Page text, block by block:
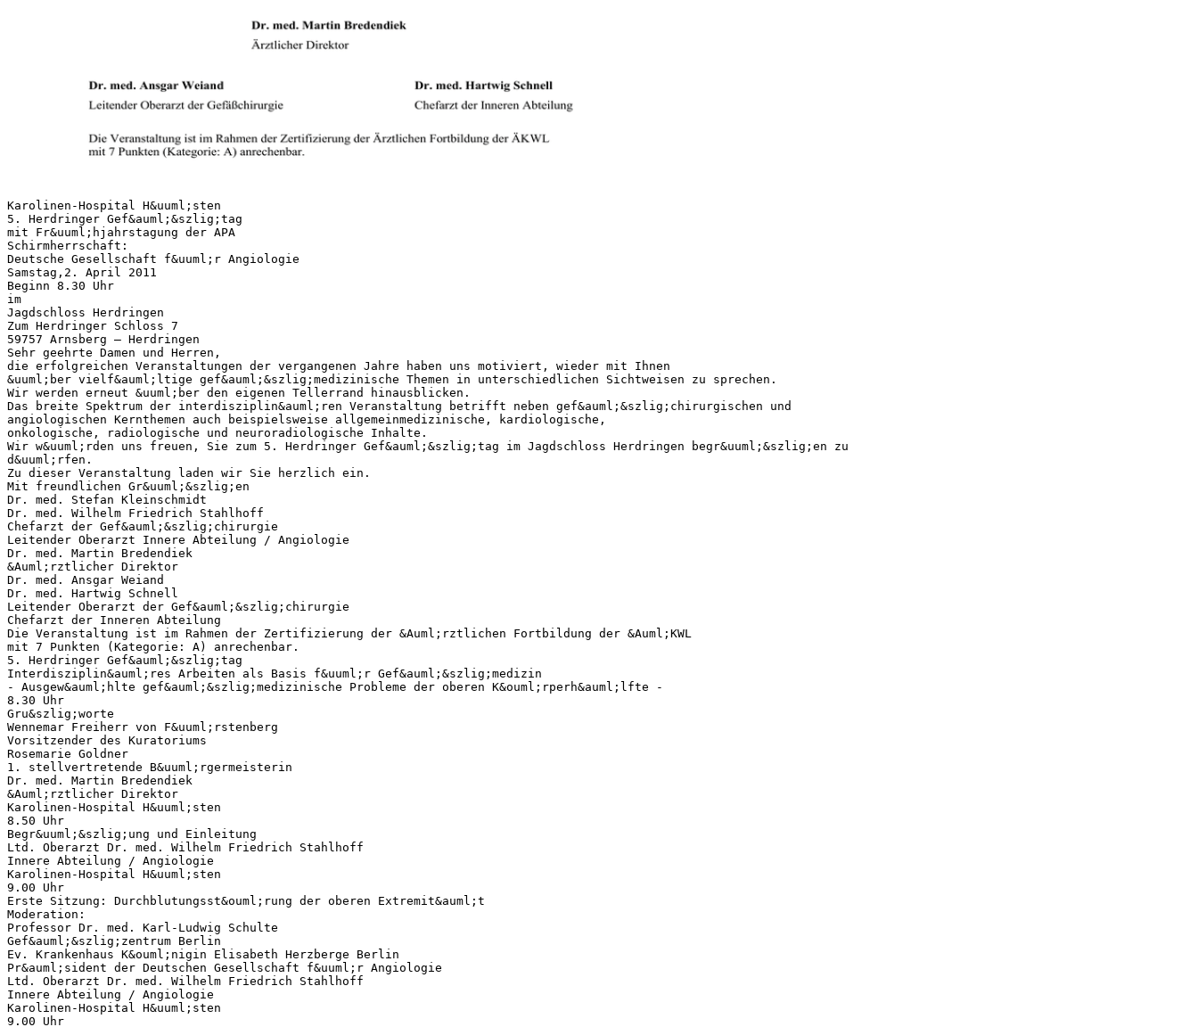
Karolinen-Hospital H&uuml;sten
5. Herdringer Gef&auml;&szlig;tag
mit Fr&uuml;hjahrstagung der APA
Schirmherrschaft:
Deutsche Gesellschaft f&uuml;r Angiologie
Samstag,2. April 2011
Beginn 8.30 Uhr
im
Jagdschloss Herdringen
Zum Herdringer Schloss 7
59757 Arnsberg – Herdringen
Sehr geehrte Damen und Herren,
die erfolgreichen Veranstaltungen der vergangenen Jahre haben uns motiviert, wieder mit Ihnen
&uuml;ber vielf&auml;ltige gef&auml;&szlig;medizinische Themen in unterschiedlichen Sichtweisen zu sprechen.
Wir werden erneut &uuml;ber den eigenen Tellerrand hinausblicken.
Das breite Spektrum der interdisziplin&auml;ren Veranstaltung betrifft neben gef&auml;&szlig;chirurgischen und
angiologischen Kernthemen auch beispielsweise allgemeinmedizinische, kardiologische,
onkologische, radiologische und neuroradiologische Inhalte.
Wir w&uuml;rden uns freuen, Sie zum 5. Herdringer Gef&auml;&szlig;tag im Jagdschloss Herdringen begr&uuml;&szlig;en zu
d&uuml;rfen.
Zu dieser Veranstaltung laden wir Sie herzlich ein.
Mit freundlichen Gr&uuml;&szlig;en
Dr. med. Stefan Kleinschmidt
Dr. med. Wilhelm Friedrich Stahlhoff
Chefarzt der Gef&auml;&szlig;chirurgie
Leitender Oberarzt Innere Abteilung / Angiologie
Dr. med. Martin Bredendiek
&Auml;rztlicher Direktor
Dr. med. Ansgar Weiand
Dr. med. Hartwig Schnell
Leitender Oberarzt der Gef&auml;&szlig;chirurgie
Chefarzt der Inneren Abteilung
Die Veranstaltung ist im Rahmen der Zertifizierung der &Auml;rztlichen Fortbildung der &Auml;KWL
mit 7 Punkten (Kategorie: A) anrechenbar.
5. Herdringer Gef&auml;&szlig;tag
Interdisziplin&auml;res Arbeiten als Basis f&uuml;r Gef&auml;&szlig;medizin
- Ausgew&auml;hlte gef&auml;&szlig;medizinische Probleme der oberen K&ouml;rperh&auml;lfte -
8.30 Uhr
Gru&szlig;worte
Wennemar Freiherr von F&uuml;rstenberg
Vorsitzender des Kuratoriums
Rosemarie Goldner
1. stellvertretende B&uuml;rgermeisterin
Dr. med. Martin Bredendiek
&Auml;rztlicher Direktor
Karolinen-Hospital H&uuml;sten
8.50 Uhr
Begr&uuml;&szlig;ung und Einleitung
Ltd. Oberarzt Dr. med. Wilhelm Friedrich Stahlhoff
Innere Abteilung / Angiologie
Karolinen-Hospital H&uuml;sten
9.00 Uhr
Erste Sitzung: Durchblutungsst&ouml;rung der oberen Extremit&auml;t
Moderation:
Professor Dr. med. Karl-Ludwig Schulte
Gef&auml;&szlig;zentrum Berlin
Ev. Krankenhaus K&ouml;nigin Elisabeth Herzberge Berlin
Pr&auml;sident der Deutschen Gesellschaft f&uuml;r Angiologie
Ltd. Oberarzt Dr. med. Wilhelm Friedrich Stahlhoff
Innere Abteilung / Angiologie
Karolinen-Hospital H&uuml;sten
9.00 Uhr